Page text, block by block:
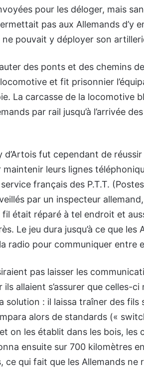
pour les déloger, mais
pas aux Allemands d’y
ne pouvait y déployer son
des ponts et des chemins
et fit prisonnier
La carcasse de la locomotive
par rail jusqu’à l’arrivée
d’Artois fut cependant de
maintenir leurs lignes
français des P.T.T.
par un inspecteur
fil était réparé à tel endroit et
Le jeu dura jusqu’à ce que les
radio pour communiquer entre
pas laisser les
allaient s’assurer que celles-ci
solution : il laissa traîner des fils
alors de standards («
on les établit dans les bois, les
ensuite sur 700 kilomètres
ce qui fait que les Allemands ne